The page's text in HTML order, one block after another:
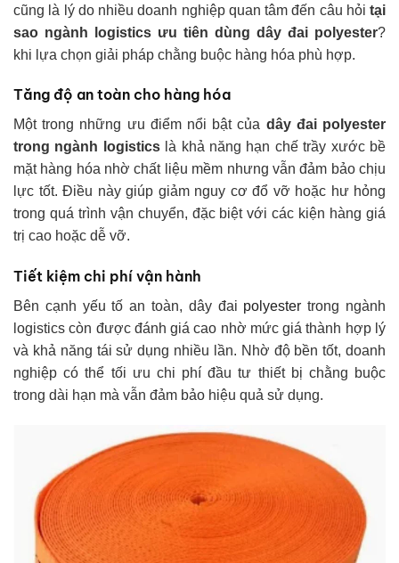
cũng là lý do nhiều doanh nghiệp quan tâm đến câu hỏi tại
sao ngành logistics ưu tiên dùng dây đai polyester?
khi lựa chọn giải pháp chằng buộc hàng hóa phù hợp.
Tăng độ an toàn cho hàng hóa
Một trong những ưu điểm nổi bật của dây đai polyester
trong ngành logisticslà khả năng hạn chế trầy xước bề
mặt hàng hóa nhờ chất liệu mềm nhưng vẫn đảm bảo chịu
lực tốt. Điều này giúp giảm nguy cơ đổ vỡ hoặc hư hỏng
trong quá trình vận chuyển, đặc biệt với các kiện hàng giá
trị cao hoặc dễ vỡ.
Tiết kiệm chi phí vận hành
Bên cạnh yếu tố an toàn, dây đai polyester trong ngành
logistics còn được đánh giá cao nhờ mức giá thành hợp lý
và khả năng tái sử dụng nhiều lần. Nhờ độ bền tốt, doanh
nghiệp có thể tối ưu chi phí đầu tư thiết bị chằng buộc
trong dài hạn mà vẫn đảm bảo hiệu quả sử dụng.